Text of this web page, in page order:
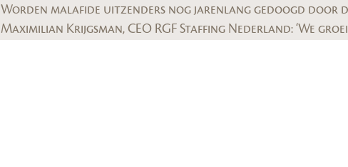
Worden malafide uitzenders nog jarenlang gedoogd door